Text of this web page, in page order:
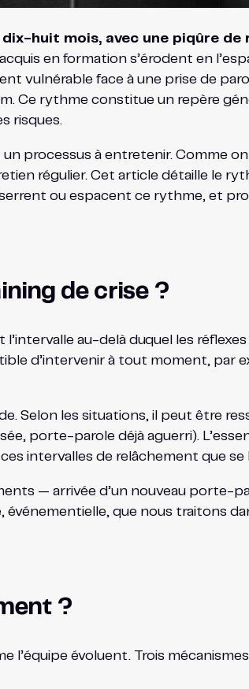
huit mois, avec une piqûre de
en formation s’érodent en
vulnérable face à une prise de
Ce rythme constitue un repère
risques.
processus à entretenir. Comme
régulier. Cet article détaille le
ou espacent ce rythme, et
de crise ?
l’intervalle au-delà duquel les
d’intervenir à tout moment, par
Selon les situations, il peut être
porte-parole déjà aguerri).
intervalles de relâchement que se
— arrivée d’un nouveau porte-
que nous traitons
?
l’équipe évoluent. Trois